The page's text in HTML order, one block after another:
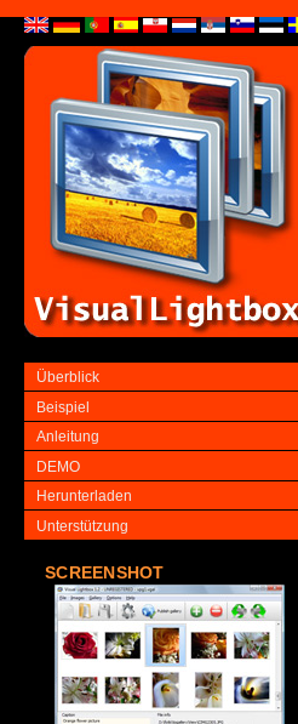
Überblick
Beispiel
Anleitung
DEMO
Herunterladen
Unterstützung
SCREENSHOT